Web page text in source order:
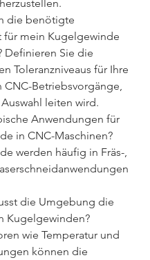
die benötigte
für mein Kugelgewinde
Definieren Sie die
Toleranzniveaus für Ihre
CNC-Betriebsvorgänge,
leiten wird.
Anwendungen für
in CNC-Maschinen?
werden häufig in Fräs-,
die Umgebung die
Kugelgewinden?
wie Temperatur und
können die